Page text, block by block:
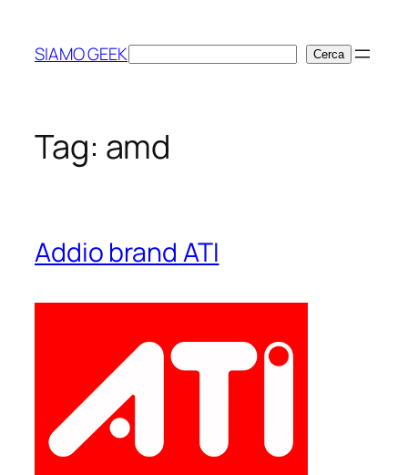
contenuto
SIAMO GEEKCerca Cerca
Tag: amd
Addio brand ATI